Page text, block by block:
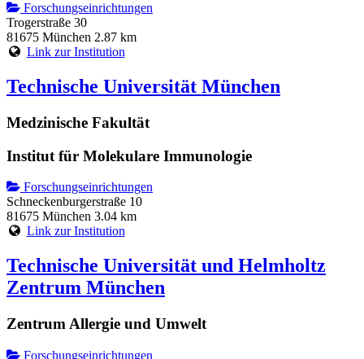
Forschungseinrichtungen
Trogerstraße 30
81675 München 2.87 km
Link zur Institution
Technische Universität München
Medzinische Fakultät
Institut für Molekulare Immunologie
Forschungseinrichtungen
Schneckenburgerstraße 10
81675 München 3.04 km
Link zur Institution
Technische Universität und Helmholtz
Zentrum München
Zentrum Allergie und Umwelt
Forschungseinrichtungen